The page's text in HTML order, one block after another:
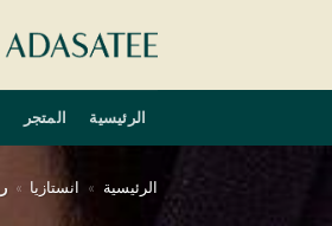
الرئيسية المتجر
الرئيسية » انستازيا »